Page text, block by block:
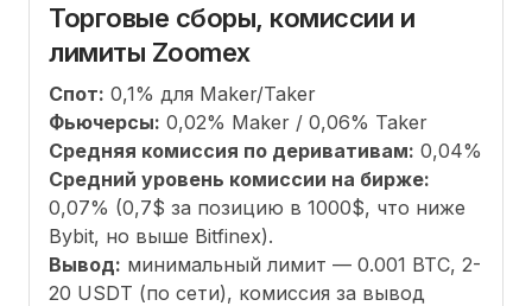
Торговые сборы, комиссии и
лимиты Zoomex
Спот: 0,1% для Maker/Taker
Фьючерсы: 0,02% Maker / 0,06% Taker
Средняя комиссия по деривативам: 0,04%
Средний уровень комиссии на бирже:
0,07% (0,7$ за позицию в 1000$, что ниже
Bybit, но выше Bitfinex).
Вывод: минимальный лимит — 0.001 BTC, 2-
20 USDT (по сети), комиссия за вывод